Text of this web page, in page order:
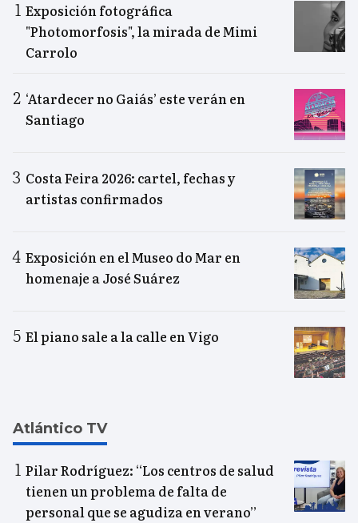
Exposición fotográfica
"Photomorfosis", la mirada de Mimi
Carrolo
‘Atardecer no Gaiás’ este verán en
Santiago
Costa Feira 2026: cartel, fechas y
artistas confirmados
Exposición en el Museo do Mar en
homenaje a José Suárez
El piano sale a la calle en Vigo
Atlántico TV
Pilar Rodríguez: “Los centros de salud
tienen un problema de falta de
personal que se agudiza en verano”